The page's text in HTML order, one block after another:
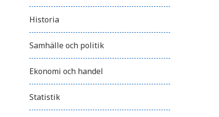
Historia
Samhälle och politik
Ekonomi och handel
Statistik